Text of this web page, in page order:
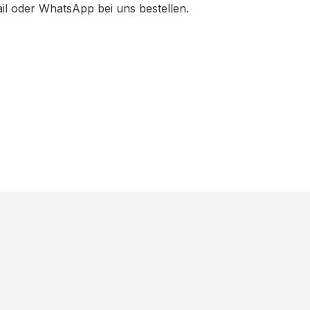
oder WhatsApp bei uns bestellen.